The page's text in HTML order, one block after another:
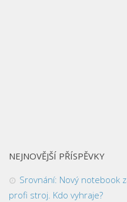
NEJNOVĚJŠÍ PŘÍSPĚVKY
Srovnání: Nový notebook
profi stroj. Kdo vyhraje?